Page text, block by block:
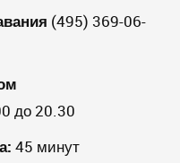
(495) 369-06-
до 20.30
45 минут